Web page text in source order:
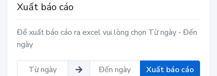
Xuất báo cáo
Để xuất báo cáo ra excel vui lòng chọn Từ ngày - Đến
ngày
Xuất báo cáo